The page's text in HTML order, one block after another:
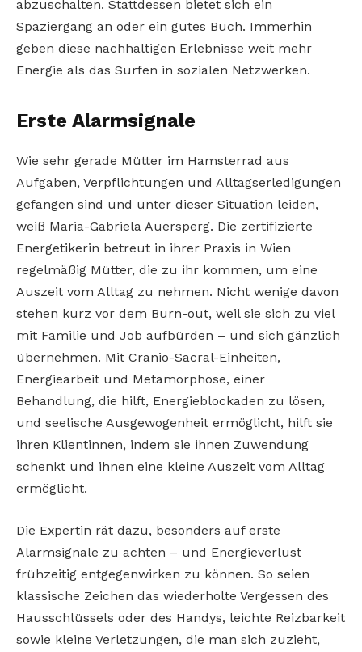
abzuschalten. Stattdessen bietet sich ein
Spaziergang an oder ein gutes Buch. Immerhin
geben diese nachhaltigen Erlebnisse weit mehr
Energie als das Surfen in sozialen Netzwerken.
Erste Alarmsignale
Wie sehr gerade Mütter im Hamsterrad aus
Aufgaben, Verpflichtungen und Alltagserledigungen
gefangen sind und unter dieser Situation leiden,
weiß Maria-Gabriela Auersperg. Die zertifizierte
Energetikerin betreut in ihrer Praxis in Wien
regelmäßig Mütter, die zu ihr kommen, um eine
Auszeit vom Alltag zu nehmen. Nicht wenige davon
stehen kurz vor dem Burn-out, weil sie sich zu viel
mit Familie und Job aufbürden – und sich gänzlich
übernehmen. Mit Cranio-Sacral-Einheiten,
Energiearbeit und Metamorphose, einer
Behandlung, die hilft, Energieblockaden zu lösen,
und seelische Ausgewogenheit ermöglicht, hilft sie
ihren Klientinnen, indem sie ihnen Zuwendung
schenkt und ihnen eine kleine Auszeit vom Alltag
ermöglicht.
Die Expertin rät dazu, besonders auf erste
Alarmsignale zu achten – und Energieverlust
frühzeitig entgegenwirken zu können. So seien
klassische Zeichen das wiederholte Vergessen des
Hausschlüssels oder des Handys, leichte Reizbarkeit
sowie kleine Verletzungen, die man sich zuzieht,